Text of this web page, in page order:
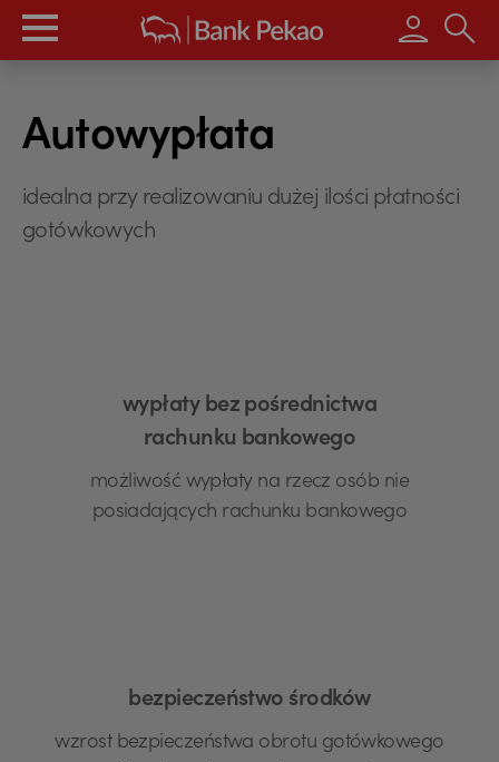
Wpisz
Autowypłata
idealna przy realizowaniu dużej ilości płatności
gotówkowych
wypłaty bez pośrednictwa
rachunku bankowego
możliwość wypłaty na rzecz osób nie
posiadających rachunku bankowego
bezpieczeństwo środków
wzrost bezpieczeństwa obrotu gotówkowego